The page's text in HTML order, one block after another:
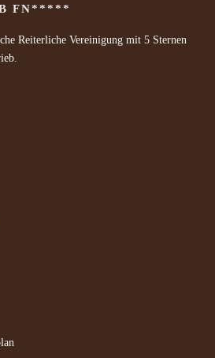
FN*****
Reiterliche Vereinigung mit 5 Sternen